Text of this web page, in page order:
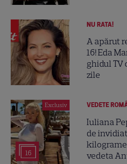
NU RATA!
A apărut
16! Eda
ghidul TV
zile
Exclusiv
16
VEDETE
Iuliana
de
vedeta